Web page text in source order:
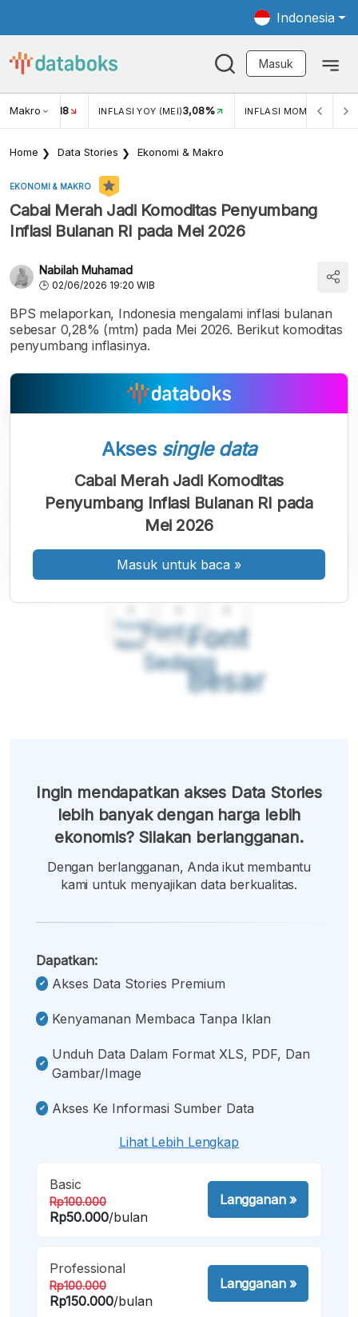
Indonesia
Masuk
Makro
USD/IDR 18 INFLASI YOY (MEI)3,08% INFLASI MOM (MEI)
Home Data Stories Ekonomi & Makro
EKONOMI & MAKRO
Cabai Merah Jadi Komoditas Penyumbang
Inflasi Bulanan RI pada Mei 2026
Nabilah Muhamad
02/06/2026 19:20 WIB
BPS melaporkan, Indonesia mengalami inflasi bulanan
sebesar 0,28% (mtm) pada Mei 2026. Berikut komoditas
penyumbang inflasinya.
Font
Kecil
Font
Sedang
Font
Besar
Akses single data
Cabai Merah Jadi Komoditas
Penyumbang Inflasi Bulanan RI pada
Mei 2026
Masuk untuk baca »
Ingin mendapatkan akses Data Stories
lebih banyak dengan harga lebih
ekonomis? Silakan berlangganan.
Dengan berlangganan, Anda ikut membantu
kami untuk menyajikan data berkualitas.
Dapatkan:
Akses Data Stories Premium
Kenyamanan Membaca Tanpa Iklan
Unduh Data Dalam Format XLS, PDF, Dan
Gambar/image
Akses Ke Informasi Sumber Data
Lihat Lebih Lengkap
Basic
Rp100.000
Rp50.000/bulan
Langganan»
Professional
Rp100.000
Rp150.000/bulan
Langganan»